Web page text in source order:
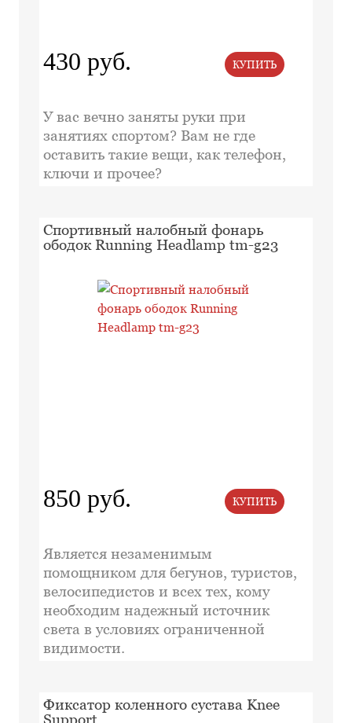
430 руб. КУПИТЬ
У вас вечно заняты руки при
занятиях спортом? Вам не где
оставить такие вещи, как телефон,
ключи и прочее?
Спортивный налобный фонарь
ободок Running Headlamp tm-g23
850 руб. КУПИТЬ
Является незаменимым
помощником для бегунов, туристов,
велосипедистов и всех тех, кому
необходим надежный источник
света в условиях ограниченной
видимости.
Фиксатор коленного сустава Knee
Support